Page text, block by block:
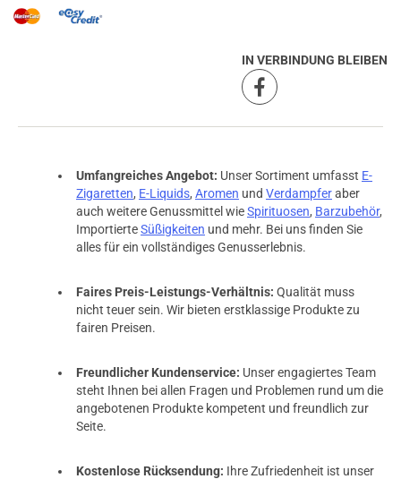
IN VERBINDUNG BLEIBEN
Umfangreiches Angebot: Unser Sortiment umfasst E-
Zigaretten, E-Liquids, Aromen und Verdampferaber
auch weitere Genussmittel wieSpirituosen, Barzubehör,
ImportierteSüßigkeiten und mehr. Bei uns finden Sie
alles für ein vollständiges Genusserlebnis.
Faires Preis-Leistungs-Verhältnis: Qualität muss
nicht teuer sein. Wir bieten erstklassige Produkte zu
fairen Preisen.
Freundlicher Kundenservice: Unser engagiertes Team
steht Ihnen bei allen Fragen und Problemen rund um die
angebotenen Produkte kompetent und freundlich zur
Seite.
Kostenlose Rücksendung: Ihre Zufriedenheit ist unser